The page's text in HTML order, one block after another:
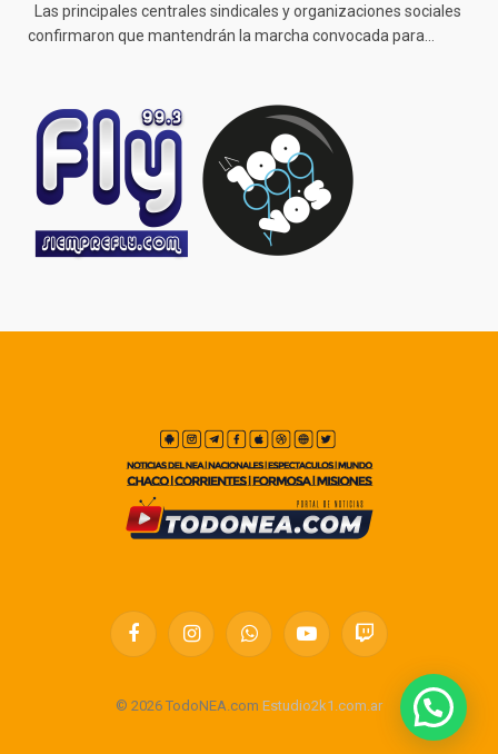
Las principales centrales sindicales y organizaciones sociales
confirmaron que mantendrán la marcha convocada para…
FacebookInstagramWhatsAppYouTubeTwitch
© 2026 TodoNEA.com Estudio2k1.com.ar